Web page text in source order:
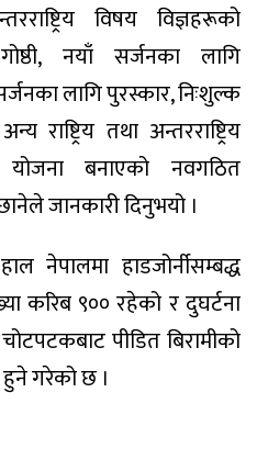
विषय विज्ञहरूको
नयाँ सर्जनका लागि
लागि पुरस्कार, निःशुल्क
राष्ट्रिय तथा अन्तरराष्ट्रिय
योजना बनाएको नवगठित
जानकारी दिनुभयो ।
नेपालमा हाडजोर्नीसम्बद्ध
करिब ९०० रहेको र दुघर्टना
पीडित बिरामीको
गरेको छ ।